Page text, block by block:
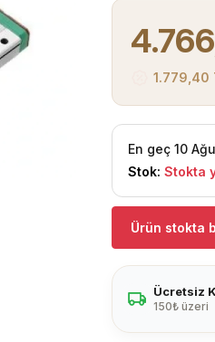
1.779,40
En geç 10
Stok: Stokta
Ürün stokta
Ücretsiz
150₺ üzeri